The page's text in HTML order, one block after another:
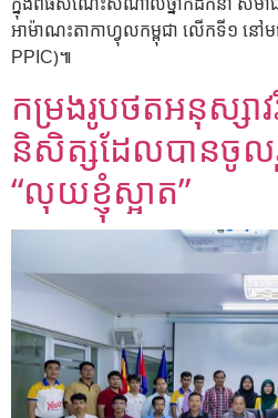
អាម៉ាណះតាកាហ្វុលកម្ពុជា លើកទី១ នៅ
PPIC)៕
កម្រងរូបថតអនុស្ស
និសិត្សដែលបានចូល
“លុយខ្ញុំស្អាត”